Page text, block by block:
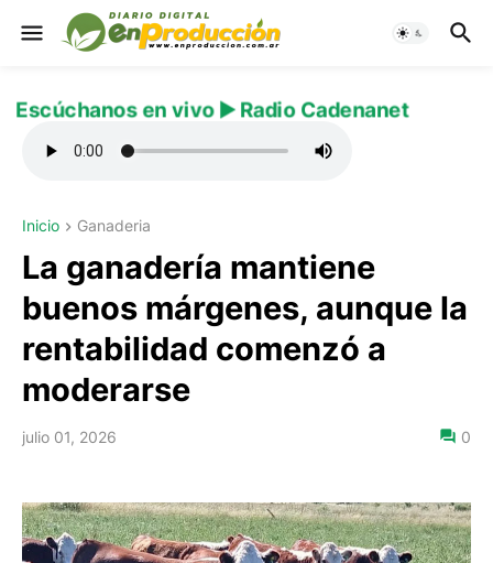
Escúchanos en vivo ▶️ Radio Cadenanet
Inicio Ganaderia
La ganadería mantiene
buenos márgenes, aunque la
rentabilidad comenzó a
moderarse
julio 01, 2026 0